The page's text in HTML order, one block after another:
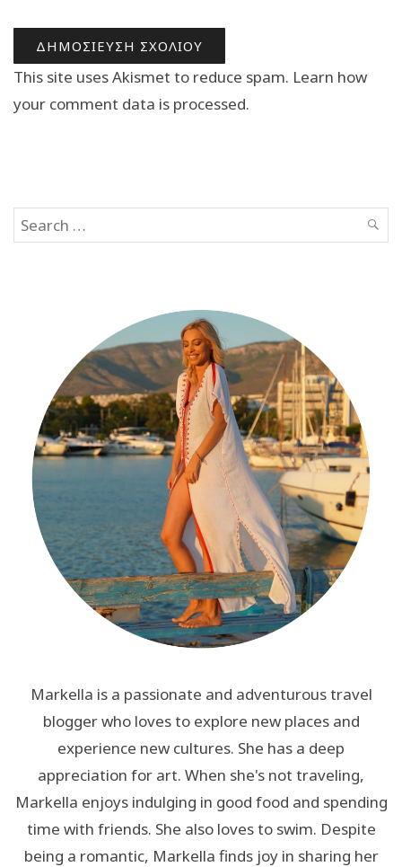
This site uses Akismet to reduce spam. Learn how
your comment data is processed.
Search
for:
Markella is a passionate and adventurous travel
blogger who loves to explore new places and
experience new cultures. She has a deep
appreciation for art. When she's not traveling,
Markella enjoys indulging in good food and spending
time with friends. She also loves to swim. Despite
being a romantic, Markella finds joy in sharing her